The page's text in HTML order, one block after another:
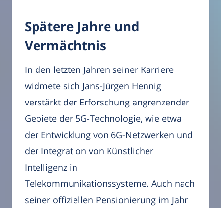
Spätere Jahre und
Vermächtnis
In den letzten Jahren seiner Karriere
widmete sich Jans-Jürgen Hennig
verstärkt der Erforschung angrenzender
Gebiete der 5G-Technologie, wie etwa
der Entwicklung von 6G-Netzwerken und
der Integration von Künstlicher
Intelligenz in
Telekommunikationssysteme. Auch nach
seiner offiziellen Pensionierung im Jahr